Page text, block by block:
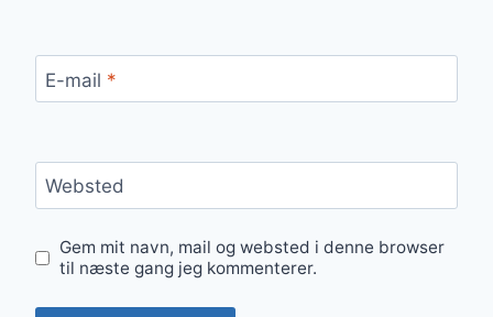
E-mail *
Websted
Gem mit navn, mail og websted i denne browser
til næste gang jeg kommenterer.